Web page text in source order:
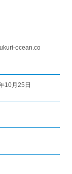
ocean.co
10月25日